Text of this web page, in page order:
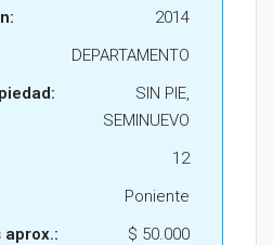
2014
DEPARTAMENTO
SIN PIE,
SEMINUEVO
12
Poniente
aprox.:
$ 50.000